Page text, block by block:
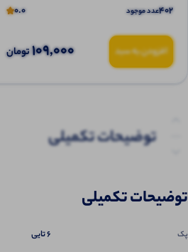
402عدد موجود 0.0
افزودن به سبد 109,000تومان
توضیحات تکمیلی
توضیحات تکمیلی
پک 6 تایی